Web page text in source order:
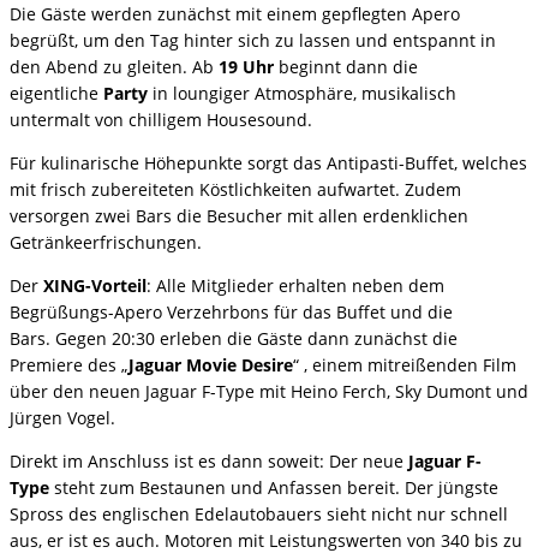
Die Gäste werden zunächst mit einem gepflegten Apero
begrüßt, um den Tag hinter sich zu lassen und entspannt in
den Abend zu gleiten. Ab 19 Uhr beginnt dann die
eigentliche Party in loungiger Atmosphäre, musikalisch
untermalt von chilligem Housesound.
Für kulinarische Höhepunkte sorgt das Antipasti-Buffet, welches
mit frisch zubereiteten Köstlichkeiten aufwartet. Zudem
versorgen zwei Bars die Besucher mit allen erdenklichen
Getränkeerfrischungen.
Der XING-Vorteil: Alle Mitglieder erhalten neben dem
Begrüßungs-Apero Verzehrbons für das Buffet und die
Bars. Gegen 20:30 erleben die Gäste dann zunächst die
Premiere des „Jaguar Movie Desire“ , einem mitreißenden Film
über den neuen Jaguar F-Type mit Heino Ferch, Sky Dumont und
Jürgen Vogel.
Direkt im Anschluss ist es dann soweit: Der neue Jaguar F-
Type steht zum Bestaunen und Anfassen bereit. Der jüngste
Spross des englischen Edelautobauers sieht nicht nur schnell
aus, er ist es auch. Motoren mit Leistungswerten von 340 bis zu